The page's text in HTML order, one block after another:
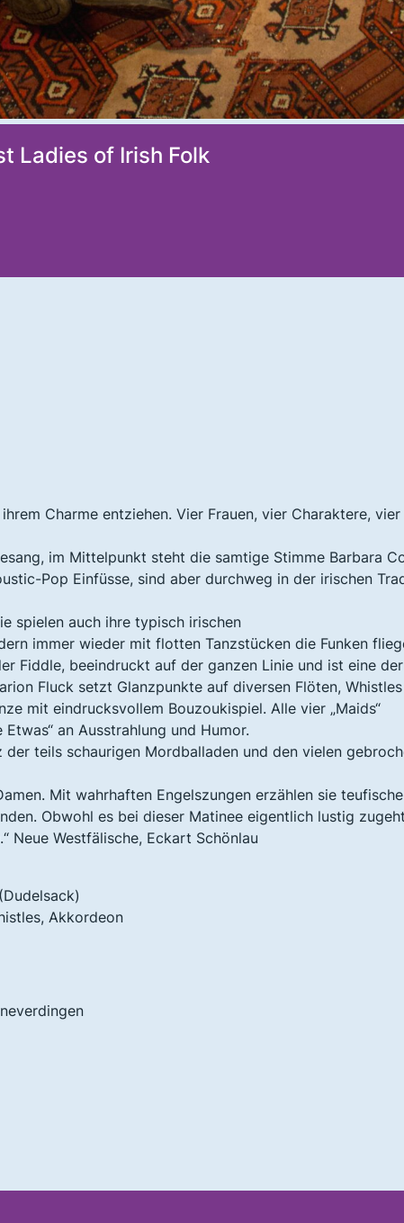
Ladies of Irish Folk
Charme entziehen. Vier Frauen, vier Charaktere,
im Mittelpunkt steht die samtige Stimme Barbara
Pop Einfüsse, sind aber durchweg in der irischen
spielen auch ihre typisch irischen
immer wieder mit flotten Tanzstücken die Funken
Fiddle, beeindruckt auf der ganzen Linie und ist eine
Fluck setzt Glanzpunkte auf diversen Flöten,
mit eindrucksvollem Bouzoukispiel. Alle vier „Maids“
an Ausstrahlung und Humor.
teils schaurigen Mordballaden und den vielen
Mit wahrhaften Engelszungen erzählen sie teufische
Obwohl es bei dieser Matinee eigentlich lustig
Neue Westfälische, Eckart Schönlau
Akkordeon